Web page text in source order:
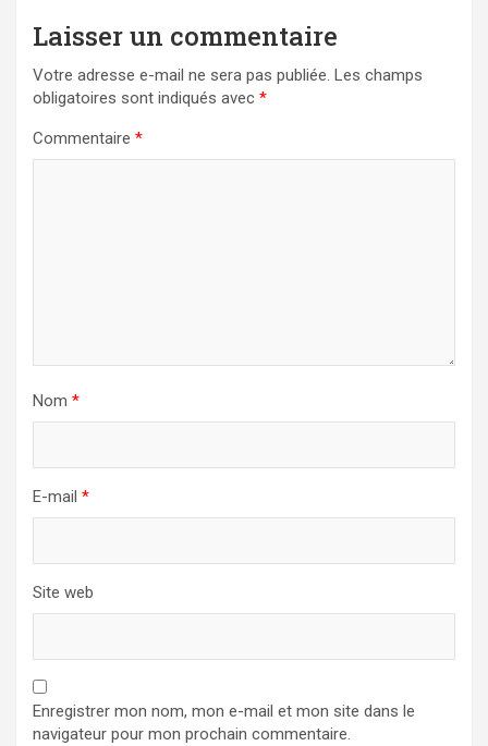
Laisser un commentaire
Votre adresse e-mail ne sera pas publiée. Les champs
obligatoires sont indiqués avec *
Commentaire *
Nom *
E-mail *
Site web
Enregistrer mon nom, mon e-mail et mon site dans le
navigateur pour mon prochain commentaire.